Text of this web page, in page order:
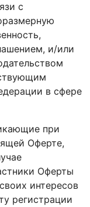
с
и/или
в сфере
при
Оферте,
Оферты
интересов
регистрации